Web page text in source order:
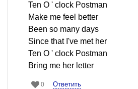
Ten O ' clock Postman
Make me feel better
Been so many days
Since that I've met her
Ten O ' clock Postman
Bring me her letter
0 Ответить